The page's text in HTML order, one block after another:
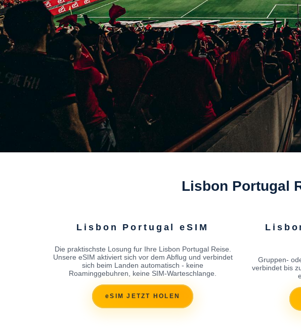
Lisbon Portugal
Lisbon Portugal eSIM
Die praktischste Losung fur Ihre Lisbon Portugal Reise.
Unsere eSIM aktiviert sich vor dem Abflug und verbindet
sich beim Landen automatisch - keine
Roaminggebuhren, keine SIM-Warteschlange.
eSIM JETZT HOLEN
Gruppen-
verbindet bis